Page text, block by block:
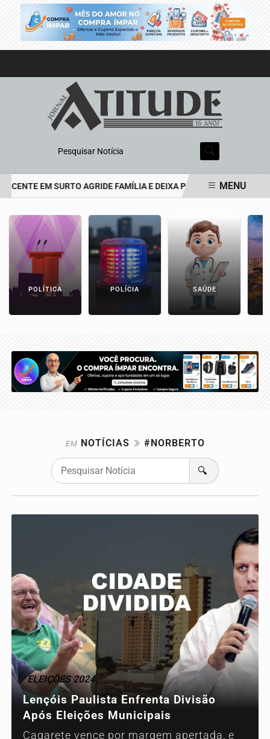
Pesquisar Notícia
EM SURTO AGRIDE FAMÍLIA E DEIXA PAI DE 69 ANOS EM
MENU
POLÍTICA POLÍCIA SAÚDE
EM NOTÍCIAS #NORBERTO
🔍
ELEIÇÕES 2024
Lençóis Paulista Enfrenta Divisão
Após Eleições Municipais
Cagarete vence por margem apertada, e